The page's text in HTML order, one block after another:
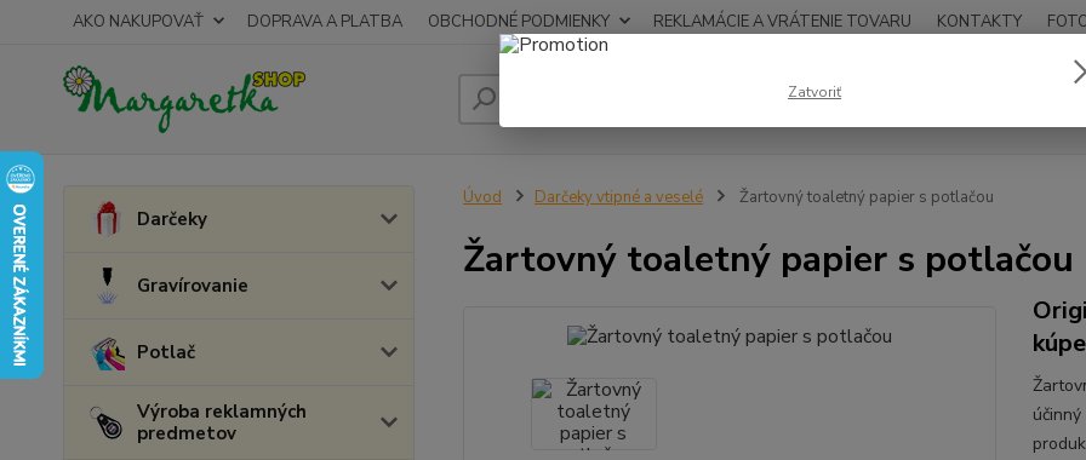
AKO NAKUPOVAŤ DOPRAVA A PLATBA OBCHODNÉ PODMIENKY REKLAMÁCIE A VRÁTENIE TOVARU KONTAKTY
Hľadať
Darčeky
Gravírovanie
Potlač
Výroba reklamných
predmetov
Úvod Darčeky vtipné a veselé Žartovný toaletný papier s potlačou
Žartovný toaletný papier s potlačou
Zatvoriť